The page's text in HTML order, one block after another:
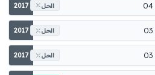
2017 الحل
2017 الحل
2017 الحل